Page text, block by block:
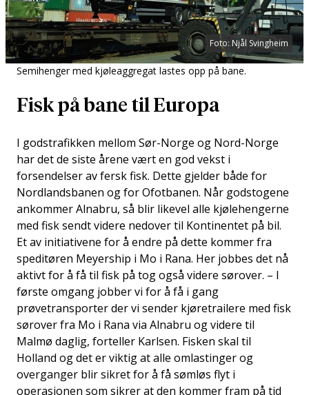
Foto: Njål Svingheim
Semihenger med kjøleaggregat lastes opp på bane.
Fisk på bane til Europa
I godstrafikken mellom Sør-Norge og Nord-Norge
har det de siste årene vært en god vekst i
forsendelser av fersk fisk. Dette gjelder både for
Nordlandsbanen og for Ofotbanen. Når godstogene
ankommer Alnabru, så blir likevel alle kjølehengerne
med fisk sendt videre nedover til Kontinentet på bil.
Et av initiativene for å endre på dette kommer fra
speditøren Meyership i Mo i Rana. Her jobbes det nå
aktivt for å få til fisk på tog også videre sørover. – I
første omgang jobber vi for å få i gang
prøvetransporter der vi sender kjøretrailere med fisk
sørover fra Mo i Rana via Alnabru og videre til
Malmø daglig, forteller Karlsen. Fisken skal til
Holland og det er viktig at alle omlastinger og
overganger blir sikret for å få sømløs flyt i
operasjonen som sikrer at den kommer fram på tid